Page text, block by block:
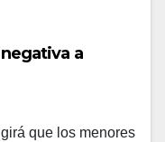
negativa a
que los menores